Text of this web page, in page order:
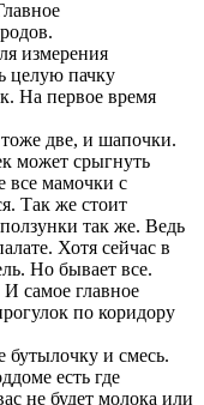
измерения
целую пачку
На первое время
две, и шапочки.
может срыгнуть
все мамочки с
Так же стоит
так же. Ведь
Хотя сейчас в
Но бывает все.
самое главное
по коридору
бутылочку и смесь.
есть где
не будет молока или